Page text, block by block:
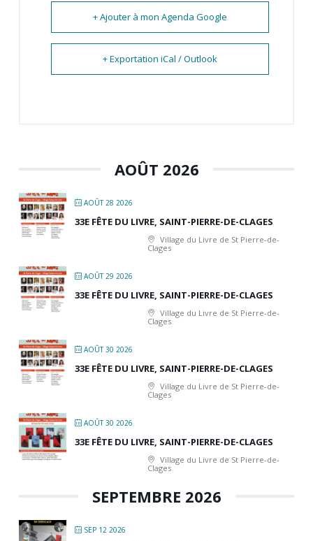
+ Ajouter à mon Agenda Google
+ Exportation iCal / Outlook
AOÛT 2026
AOÛT 28 2026
33E FÊTE DU LIVRE, SAINT-PIERRE-DE-CLAGES
Village du Livre de St Pierre-de-
Clages
AOÛT 29 2026
33E FÊTE DU LIVRE, SAINT-PIERRE-DE-CLAGES
Village du Livre de St Pierre-de-
Clages
AOÛT 30 2026
33E FÊTE DU LIVRE, SAINT-PIERRE-DE-CLAGES
Village du Livre de St Pierre-de-
Clages
AOÛT 30 2026
33E FÊTE DU LIVRE, SAINT-PIERRE-DE-CLAGES
Village du Livre de St Pierre-de-
Clages
SEPTEMBRE 2026
SEP 12 2026